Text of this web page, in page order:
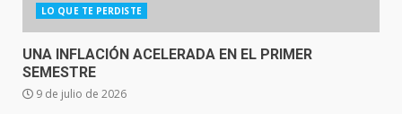
LO QUE TE PERDISTE
UNA INFLACIÓN ACELERADA EN EL PRIMER
SEMESTRE
9 de julio de 2026